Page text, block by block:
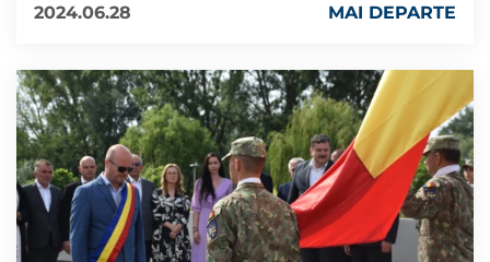
2024.06.28
MAI DEPARTE